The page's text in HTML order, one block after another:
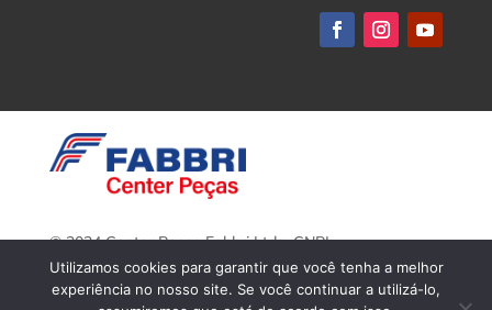
© 2024 Center Peças Fabbri Ltda. CNPJ:
56.908.650/0001-94.
Todos os direitos reservados.
Utilizamos cookies para garantir que você tenha a melhor
experiência no nosso site. Se você continuar a utilizá-lo,